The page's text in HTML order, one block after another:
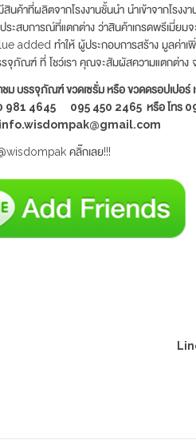
มีสินค้าที่ผลิตจากโรงงานชั้นนำ นำเข้าจากโรง
ระสบการณ์ที่แตกต่าง ว่าสินค้าเกรดพรีเมี่ยม
added ทำให้ ผู้ประกอบการสร้าง มูลค่า
จุภัณฑ์ ที่ โชว์เรา คุณจะสัมผัสความแตกต่าง
ชม บรรจุภัณฑ์ ขวดเซรั่ม หรือ ขวดดรอปเป
4645 095 450 2465 หรือ โทร
คลิ๊กเลย!!!